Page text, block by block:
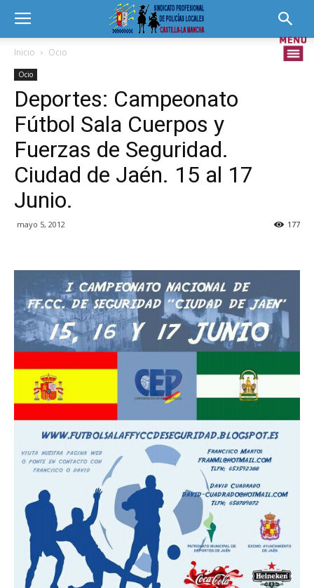
Inicio Ocio
Ocio
Deportes: Campeonato
Fútbol Sala Cuerpos y
Fuerzas de Seguridad.
Ciudad de Jaén. 15 al 17
Junio.
mayo 5, 2012 177